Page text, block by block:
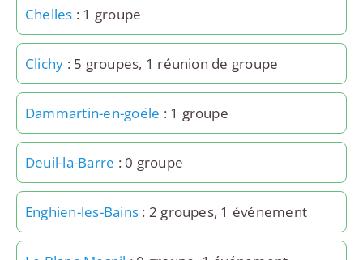
Chelles : 1 groupe
Clichy : 5 groupes, 1 réunion de groupe
Dammartin-en-goële : 1 groupe
Deuil-la-Barre : 0 groupe
Enghien-les-Bains : 2 groupes, 1 événement